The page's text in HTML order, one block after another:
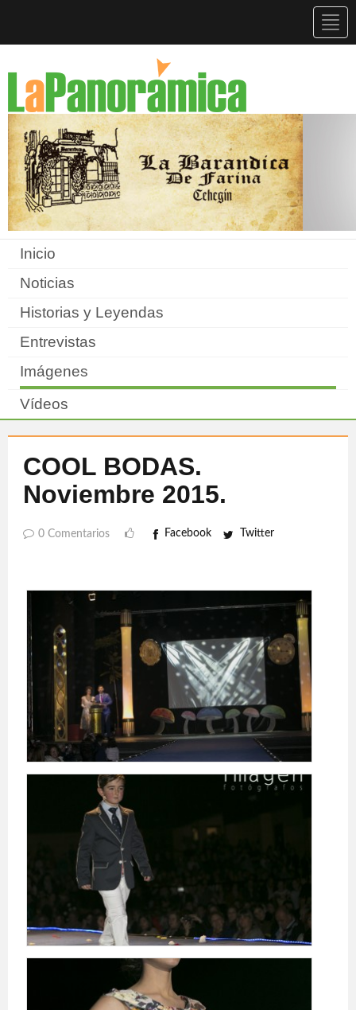
Inicio
Noticias
Historias y Leyendas
Entrevistas
Imágenes
Vídeos
COOL BODAS.
Noviembre 2015.
0 Comentarios Facebook Twitter